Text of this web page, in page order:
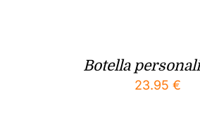
Botella
23.95 €